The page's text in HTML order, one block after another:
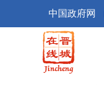
中国政府网